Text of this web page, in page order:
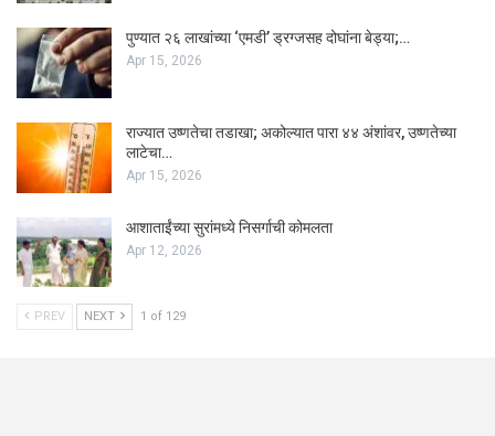
पुण्यात २६ लाखांच्या ‘एमडी’ ड्रग्जसह दोघांना बेड्या;…
Apr 15, 2026
राज्यात उष्णतेचा तडाखा; अकोल्यात पारा ४४ अंशांवर, उष्णतेच्या
लाटेचा…
Apr 15, 2026
आशाताईंच्या सुरांमध्ये निसर्गाची कोमलता
Apr 12, 2026
PREV NEXT 1 of 129